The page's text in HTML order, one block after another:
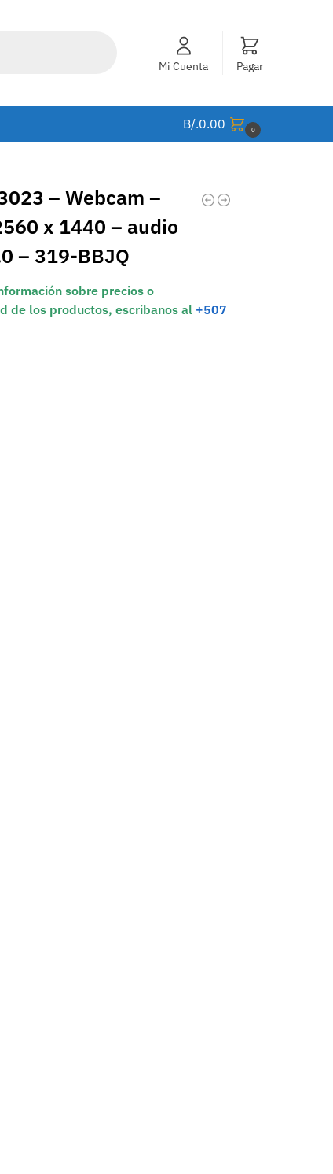
Mi Cuenta Pagar
B/.0.00 0
– Webcam –
x 1440 – audio
– 319-BBJQ
sobre precios o
de los productos, escribanos al +507